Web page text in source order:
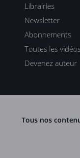
Librairies
Newsletter
Abonnements
Toutes les vidéos
Devenez auteur
Tous nos